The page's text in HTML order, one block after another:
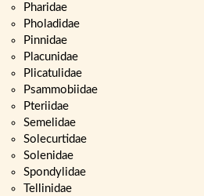
Pharidae
Pholadidae
Pinnidae
Placunidae
Plicatulidae
Psammobiidae
Pteriidae
Semelidae
Solecurtidae
Solenidae
Spondylidae
Tellinidae